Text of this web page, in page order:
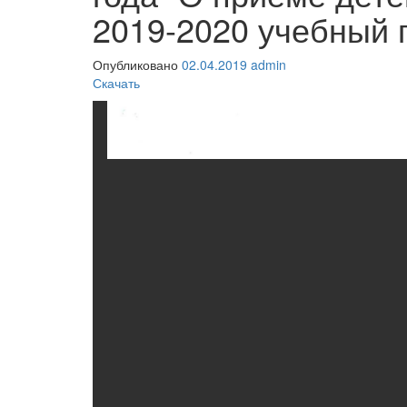
2019-2020 учебный
Опубликовано 02.04.2019 admin
Скачать